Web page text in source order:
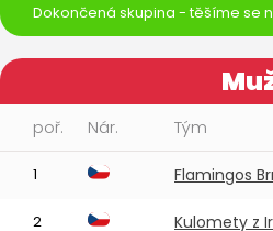
Dokončená skupina - těšíme se
poř. Nár. Tým
1 Flamingos
2 Kulomety z